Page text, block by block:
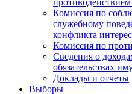
Комиссия по
служебному
конфликта
Комиссия по
Сведения о
обязательствах
Доклады и отчеты
Выборы